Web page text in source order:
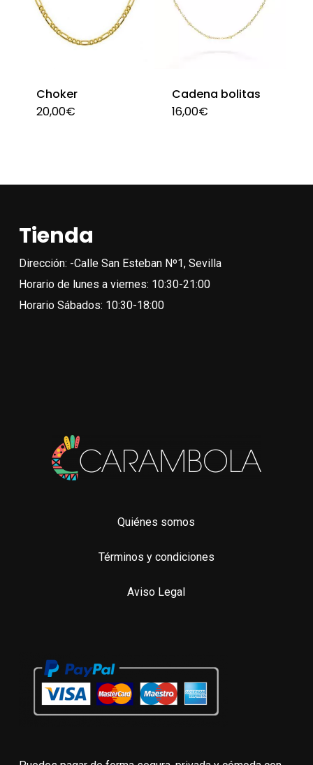
Choker
20,00€
Cadena bolitas
16,00€
Tienda
Dirección: -Calle San Esteban Nº1, Sevilla
Horario de lunes a viernes: 10:30-21:00
Horario Sábados: 10:30-18:00
Quiénes somos
Términos y condiciones
Aviso Legal